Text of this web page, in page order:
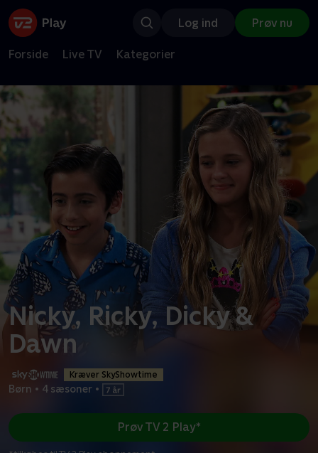
Log ind Prøv nu
Forside Live TV Kategorier
Nicky, Ricky, Dicky &
Dawn
Kræver SkyShowtime
Børn • 4 sæsoner •
Prøv TV 2 Play*